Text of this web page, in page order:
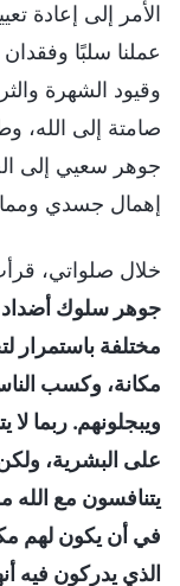
الأمر إلى إعادة
عملنا سلبًا
وقيود الشهرة
صامتة إلى الله،
جوهر سعيي إلى
إهمال جسدي
خلال صلواتي،
جوهر سلوك
مختلفة باستمرار
مكانة، وكسب
ويبجلونهم. ربما
على البشرية،
يتنافسون مع الله
في أن يكون لهم
الذي يدركون فيه